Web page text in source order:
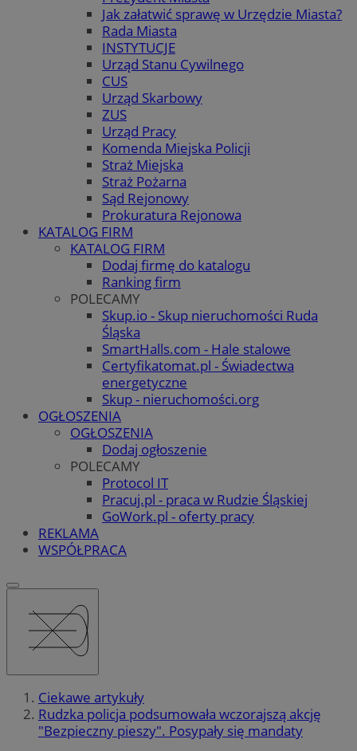
Jak załatwić sprawę w Urzędzie Miasta?
Rada Miasta
INSTYTUCJE
Urząd Stanu Cywilnego
CUS
Urząd Skarbowy
ZUS
Urząd Pracy
Komenda Miejska Policji
Straż Miejska
Straż Pożarna
Sąd Rejonowy
Prokuratura Rejonowa
KATALOG FIRM
KATALOG FIRM
Dodaj firmę do katalogu
Ranking firm
POLECAMY
Skup.io - Skup nieruchomości Ruda
Śląska
SmartHalls.com - Hale stalowe
Certyfikatomat.pl - Świadectwa
energetyczne
Skup - nieruchomości.org
OGŁOSZENIA
OGŁOSZENIA
Dodaj ogłoszenie
POLECAMY
Protocol IT
Pracuj.pl - praca w Rudzie Śląskiej
GoWork.pl - oferty pracy
REKLAMA
WSPÓŁPRACA
Ciekawe artykuły
Rudzka policja podsumowała wczorajszą akcję
"Bezpieczny pieszy". Posypały się mandaty